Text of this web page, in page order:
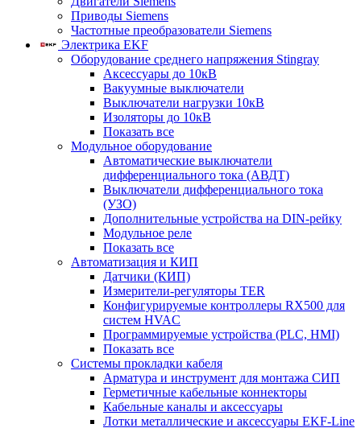
Приводы Siemens
Частотные преобразователи Siemens
Электрика EKF
Оборудование среднего напряжения Stingray
Аксессуары до 10кВ
Вакуумные выключатели
Выключатели нагрузки 10кВ
Изоляторы до 10кВ
Показать все
Модульное оборудование
Автоматические выключатели
дифференциального тока (АВДТ)
Выключатели дифференциального тока
(УЗО)
Дополнительные устройства на DIN-рейку
Модульное реле
Показать все
Автоматизация и КИП
Датчики (КИП)
Измерители-регуляторы TER
Конфигурируемые контроллеры RX500 для
систем HVAC
Программируемые устройства (PLC, HMI)
Показать все
Системы прокладки кабеля
Арматура и инструмент для монтажа СИП
Герметичные кабельные коннекторы
Кабельные каналы и аксессуары
Лотки металлические и аксессуары EKF-Line